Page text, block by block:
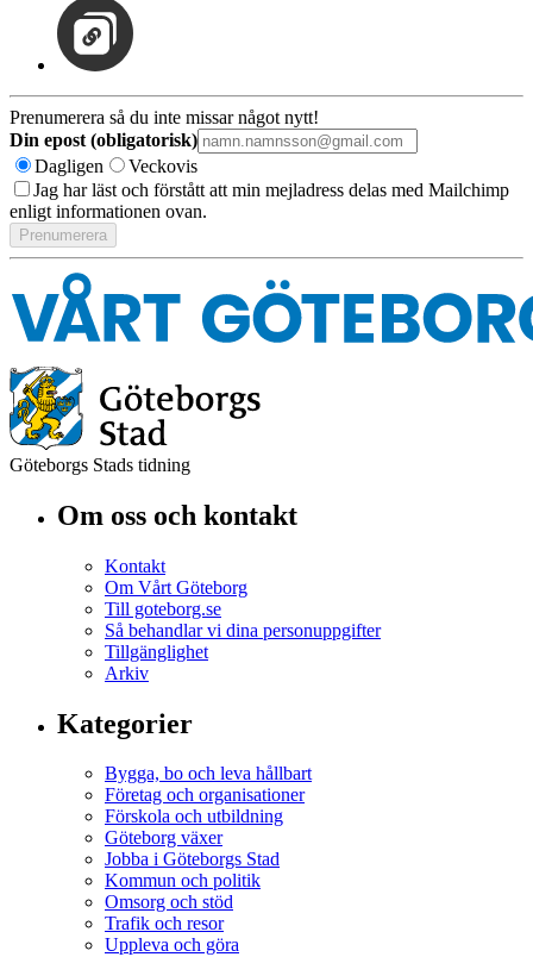
Prenumerera så du inte missar något nytt!
Din epost (obligatorisk)
Dagligen
Veckovis
Jag har läst och förstått att min mejladress delas med Mailchimp
enligt informationen ovan.
Göteborgs Stads tidning
Om oss och kontakt
Kontakt
Om Vårt Göteborg
Till goteborg.se
Så behandlar vi dina personuppgifter
Tillgänglighet
Arkiv
Kategorier
Bygga, bo och leva hållbart
Företag och organisationer
Förskola och utbildning
Göteborg växer
Jobba i Göteborgs Stad
Kommun och politik
Omsorg och stöd
Trafik och resor
Uppleva och göra